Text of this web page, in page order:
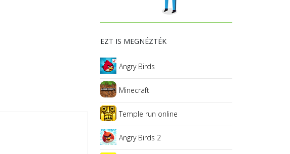
EZT IS MEGNÉZTÉK
Angry Birds
Minecraft
Temple run online
Angry Birds 2